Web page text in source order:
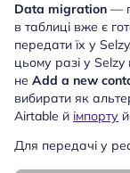
Data migration —
в таблиці вже є
передати їх у
цьому разі у
не Add a new
вибирати як
Airtable й імпорту
Для передачі у